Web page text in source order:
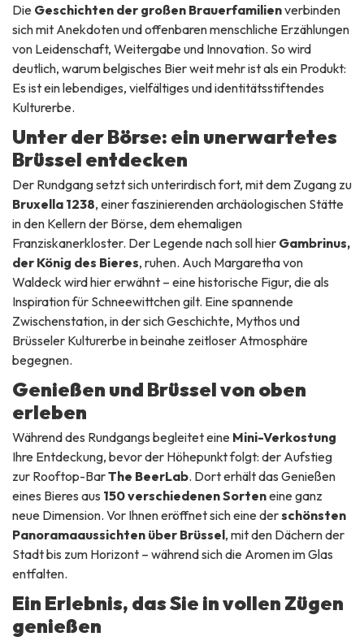
Die Geschichten der großen Brauerfamilienverbinden
sich mit Anekdoten und offenbaren menschliche Erzählungen
von Leidenschaft, Weitergabe und Innovation. So wird
deutlich, warum belgisches Bier weit mehr ist als ein Produkt:
Es ist ein lebendiges, vielfältiges und identitätsstiftendes
Kulturerbe.
Unter der Börse: ein unerwartetes
Brüssel entdecken
Der Rundgang setzt sich unterirdisch fort, mit dem Zugang zu
Bruxella 1238, einer faszinierenden archäologischen Stätte
in den Kellern der Börse, dem ehemaligen
Franziskanerkloster. Der Legende nach soll hier Gambrinus,
der König des Bieres, ruhen. Auch Margaretha von
Waldeck wird hier erwähnt – eine historische Figur, die als
Inspiration für Schneewittchen gilt. Eine spannende
Zwischenstation, in der sich Geschichte, Mythos und
Brüsseler Kulturerbe in beinahe zeitloser Atmosphäre
begegnen.
Genießen und Brüssel von oben
erleben
Während des Rundgangs begleitet eine Mini-Verkostung
Ihre Entdeckung, bevor der Höhepunkt folgt: der Aufstieg
zur Rooftop-BarThe BeerLab. Dort erhält das Genießen
eines Bieres aus 150 verschiedenen Sorteneine ganz
neue Dimension. Vor Ihnen eröffnet sich eine derschönsten
Panoramaaussichten über Brüssel, mit den Dächern der
Stadt bis zum Horizont – während sich die Aromen im Glas
entfalten.
Ein Erlebnis, das Sie in vollen Zügen
genießen